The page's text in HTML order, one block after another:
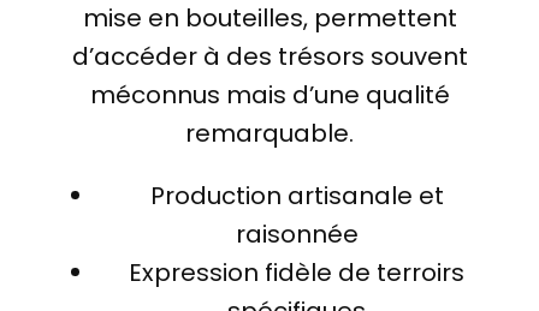
mise en bouteilles, permettent
d’accéder à des trésors souvent
méconnus mais d’une qualité
remarquable.
Production artisanale et
raisonnée
Expression fidèle de terroirs